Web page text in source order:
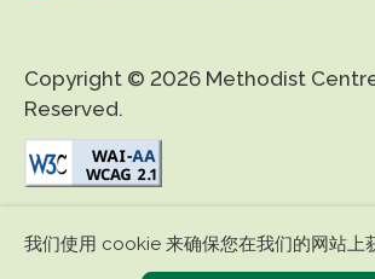
Copyright © 2026 Methodist
Reserved.
我们使用 cookie 来确保您在我们的网站上